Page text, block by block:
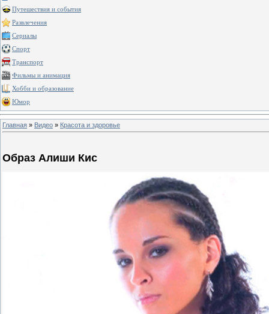
Путешествия и события
Развлечения
Сериалы
Спорт
Транспорт
Фильмы и анимация
Хобби и образование
Юмор
Главная » Видео » Красота и здоровье
Образ Алиши Кис